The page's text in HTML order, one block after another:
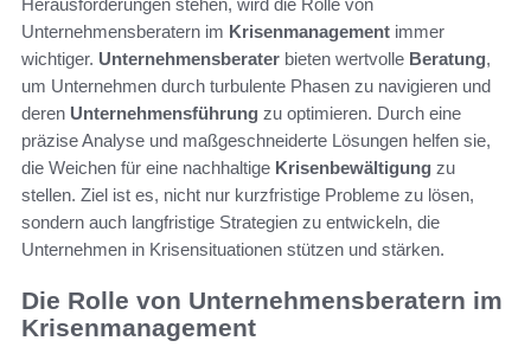
Herausforderungen stehen, wird die Rolle von
Unternehmensberatern im Krisenmanagement immer
wichtiger. Unternehmensberater bieten wertvolle Beratung,
um Unternehmen durch turbulente Phasen zu navigieren und
deren Unternehmensführung zu optimieren. Durch eine
präzise Analyse und maßgeschneiderte Lösungen helfen sie,
die Weichen für eine nachhaltige Krisenbewältigung zu
stellen. Ziel ist es, nicht nur kurzfristige Probleme zu lösen,
sondern auch langfristige Strategien zu entwickeln, die
Unternehmen in Krisensituationen stützen und stärken.
Die Rolle von Unternehmensberatern im
Krisenmanagement